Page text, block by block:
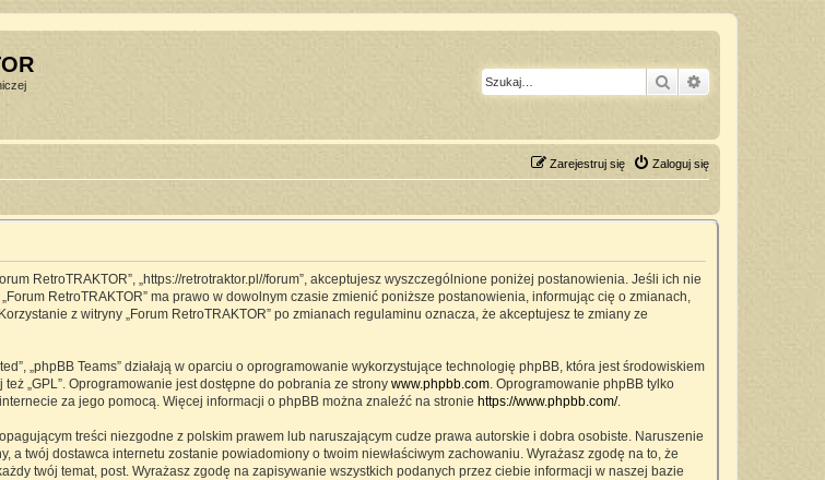
Szukaj
Zaloguj się
Zarejestruj się
RetroTRAKTOR”, „https://retrotraktor.pl//forum”, akceptujesz wyszczególnione poniżej postanowienia. Jeśli ich nie
RetroTRAKTOR” ma prawo w dowolnym czasie zmienić poniższe postanowienia, informując cię o zmianach,
z witryny „Forum RetroTRAKTOR” po zmianach regulaminu oznacza, że akceptujesz te zmiany ze
„phpBB Teams” działają w oparciu o oprogramowanie wykorzystujące technologię phpBB, która jest środowiskiem
też „GPL”. Oprogramowanie jest dostępne do pobrania ze strony www.phpbb.com. Oprogramowanie phpBB tylko
za jego pomocą. Więcej informacji o phpBB można znaleźć na stronie https://www.phpbb.com/.
treści niezgodne z polskim prawem lub naruszającym cudze prawa autorskie i dobra osobiste. Naruszenie
twój dostawca internetu zostanie powiadomiony o twoim niewłaściwym zachowaniu. Wyrażasz zgodę na to, że
twój temat, post. Wyrażasz zgodę na zapisywanie wszystkich podanych przez ciebie informacji w naszej bazie